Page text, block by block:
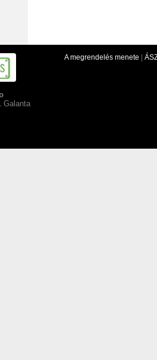
Galanta
A megrendelés menete